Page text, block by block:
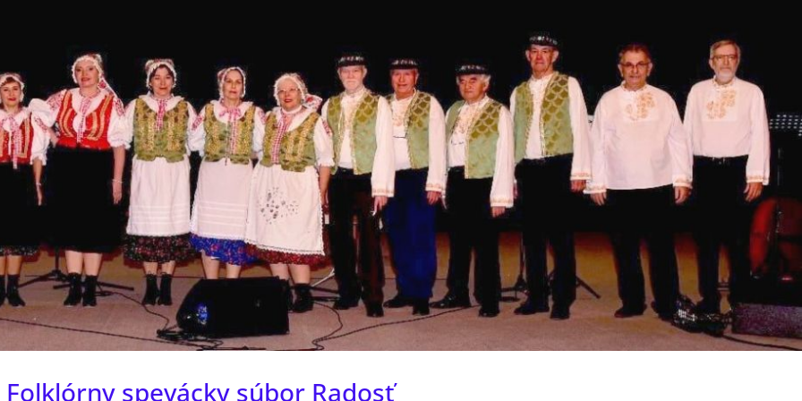
Folklórny spevácky súbor Radosť